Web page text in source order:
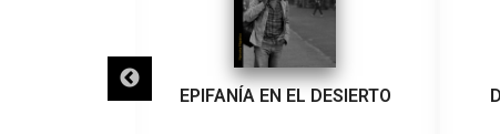
EPIFANÍA EN EL DESIERTO